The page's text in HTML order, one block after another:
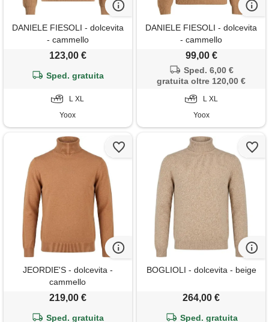
DANIELE FIESOLI - dolcevita
- cammello
123,00 €
Sped. gratuita
L XL
Yoox
DANIELE FIESOLI - dolcevita
- cammello
99,00 €
Sped. 6,00 €
gratuita oltre 120,00 €
L XL
Yoox
JEORDIE'S - dolcevita -
cammello
219,00 €
Sped. gratuita
BOGLIOLI - dolcevita - beige
264,00 €
Sped. gratuita